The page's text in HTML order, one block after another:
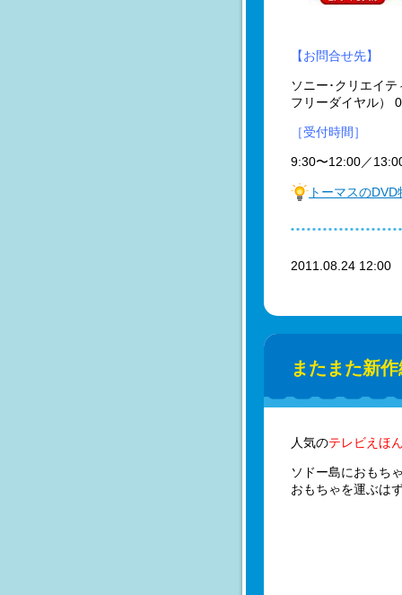
【お問合せ先】
ソニー･クリエイ
フリーダイヤル）
［受付時間］
9:30〜12:00／
トーマスの
2011.08.24
またまた新
人気のテレビえほ
ソドー島におもち
おもちゃを運ぶは